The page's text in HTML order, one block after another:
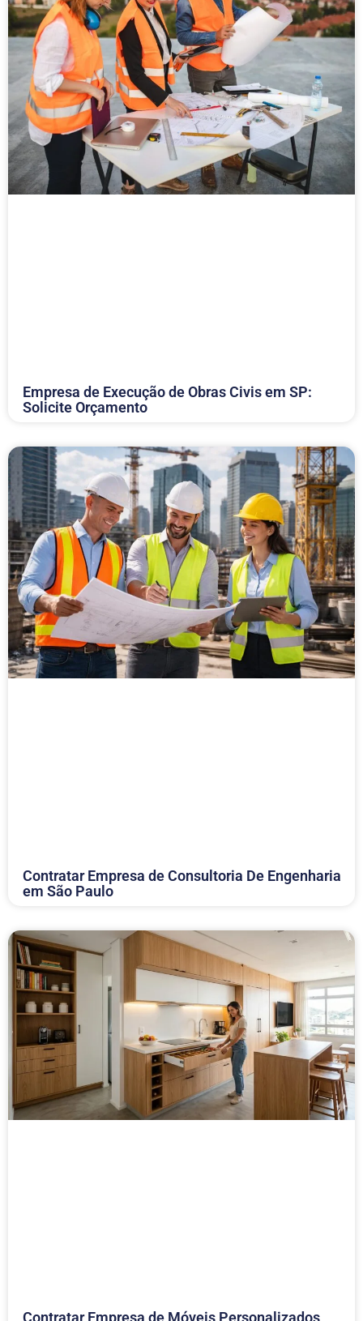
Empresa de Execução de Obras Civis em SP:
Solicite Orçamento
Contratar Empresa de Consultoria De Engenharia
em São Paulo
Contratar Empresa de Móveis Personalizados